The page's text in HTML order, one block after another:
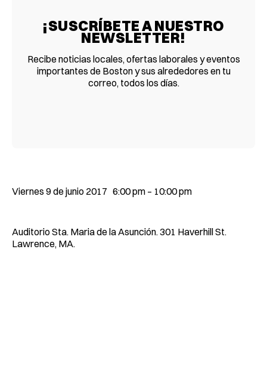
¡SUSCRÍBETE A NUESTRO
NEWSLETTER!
Recibe noticias locales, ofertas laborales y eventos
importantes de Boston y sus alrededores en tu
correo, todos los días.
Viernes 9 de junio 2017 6:00 pm – 10:00 pm
Auditorio Sta. Maria de la Asunción. 301 Haverhill St.
Lawrence, MA.